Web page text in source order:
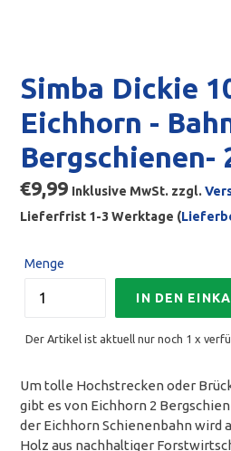
Simba Dickie
Eichhorn -
Bergschienen-
Normaler
Preis
€9,99 Inklusive MwSt. zzgl.
Lieferfrist 1-3 Werktage (
Menge
IN DEN
Der Artikel ist aktuell nur noch 1 x
Um tolle Hochstrecken oder
gibt es von Eichhorn 2
der Eichhorn Schienenbahn wird
Holz aus nachhaltiger